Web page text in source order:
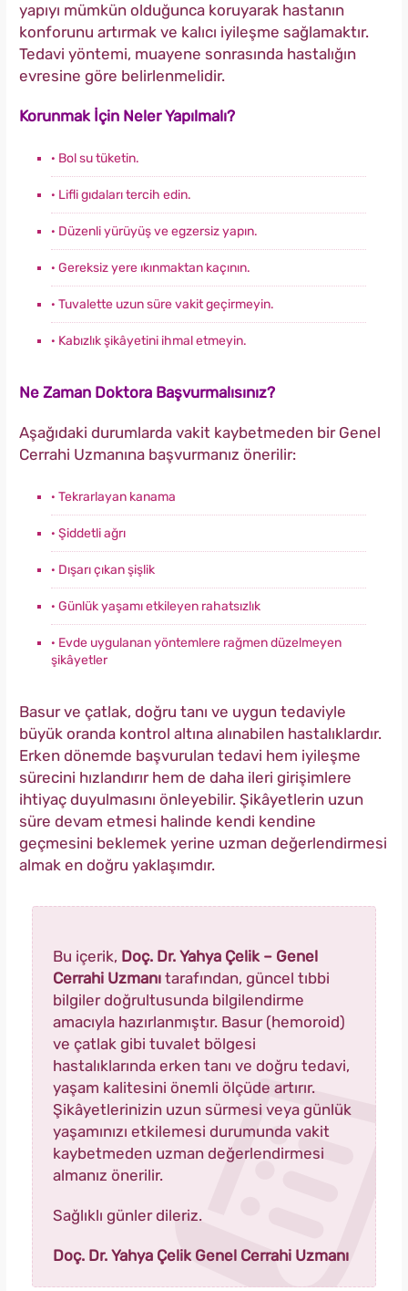
yapıyı mümkün olduğunca koruyarak hastanın
konforunu artırmak ve kalıcı iyileşme sağlamaktır.
Tedavi yöntemi, muayene sonrasında hastalığın
evresine göre belirlenmelidir.
Korunmak İçin Neler Yapılmalı?
· Bol su tüketin.
· Lifli gıdaları tercih edin.
· Düzenli yürüyüş ve egzersiz yapın.
· Gereksiz yere ıkınmaktan kaçının.
· Tuvalette uzun süre vakit geçirmeyin.
· Kabızlık şikâyetini ihmal etmeyin.
Ne Zaman Doktora Başvurmalısınız?
Aşağıdaki durumlarda vakit kaybetmeden bir Genel
Cerrahi Uzmanına başvurmanız önerilir:
· Tekrarlayan kanama
· Şiddetli ağrı
· Dışarı çıkan şişlik
· Günlük yaşamı etkileyen rahatsızlık
· Evde uygulanan yöntemlere rağmen düzelmeyen
şikâyetler
Basur ve çatlak, doğru tanı ve uygun tedaviyle
büyük oranda kontrol altına alınabilen hastalıklardır.
Erken dönemde başvurulan tedavi hem iyileşme
sürecini hızlandırır hem de daha ileri girişimlere
ihtiyaç duyulmasını önleyebilir. Şikâyetlerin uzun
süre devam etmesi halinde kendi kendine
geçmesini beklemek yerine uzman değerlendirmesi
almak en doğru yaklaşımdır.
Bu içerik, Doç. Dr. Yahya Çelik – Genel
Cerrahi Uzmanı tarafından, güncel tıbbi
bilgiler doğrultusunda bilgilendirme
amacıyla hazırlanmıştır. Basur (hemoroid)
ve çatlak gibi tuvalet bölgesi
hastalıklarında erken tanı ve doğru tedavi,
yaşam kalitesini önemli ölçüde artırır.
Şikâyetlerinizin uzun sürmesi veya günlük
yaşamınızı etkilemesi durumunda vakit
kaybetmeden uzman değerlendirmesi
almanız önerilir.
Sağlıklı günler dileriz.
Doç. Dr. Yahya Çelik Genel Cerrahi Uzmanı